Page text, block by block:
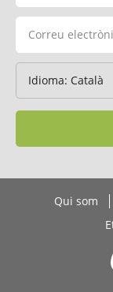
Qui som